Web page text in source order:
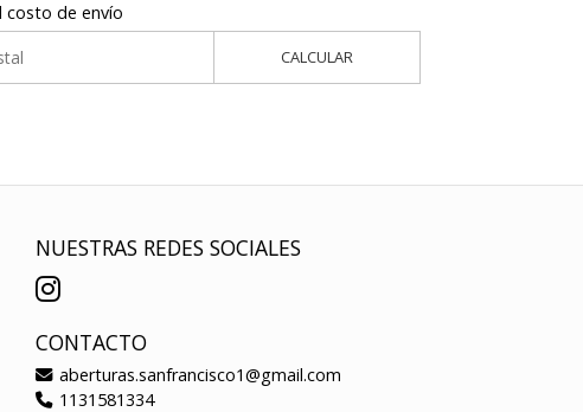
costo de envío
CALCULAR
NUESTRAS REDES SOCIALES
CONTACTO
aberturas.sanfrancisco1@gmail.com
1131581334